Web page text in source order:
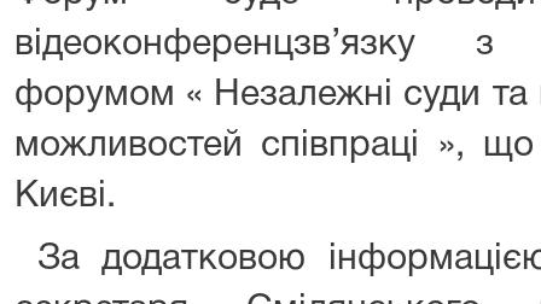
відеоконференцзв’язку з
форумом « Незалежні суди та
можливостей співпраці »,
Києві.
За додатковою